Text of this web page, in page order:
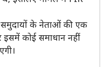
समुदायों के नेताओं की एक
कोई समाधान नहीं